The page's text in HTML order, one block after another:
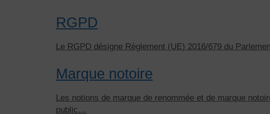
RGPD
Le RGPD désigne Règlement (UE) 2016/679 du
Marque notoire
Les notions de marque de renommée et de marque
public…